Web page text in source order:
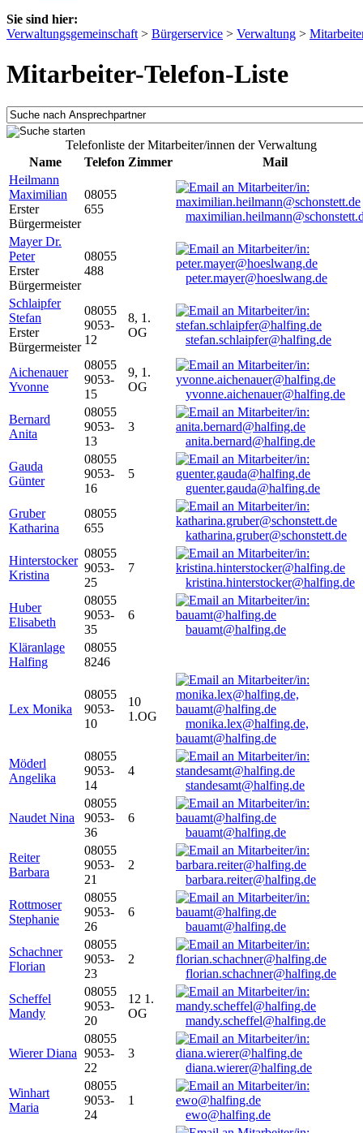
Sie sind hier:
Verwaltungsgemeinschaft > Bürgerservice > Verwaltung >
Mitarbeiter-Telefon-Liste
Telefonliste der Mitarbeiter/innen der Verwaltung
Name
Telefon Zimmer
Mail
Heilmann
Maximilian
Erster
Bürgermeister
08055
655
Mayer Dr.
Peter
Erster
Bürgermeister
08055
488
peter.mayer@hoeslwang.de
Schlaipfer
Stefan
Erster
Bürgermeister
08055
9053-
12
8, 1.
OG
stefan.schlaipfer@halfing.de
Aichenauer
Yvonne
08055
9053-
15
9, 1.
OG
yvonne.aichenauer@halfing.de
Bernard
Anita
08055
9053-
13
3
anita.bernard@halfing.de
Gauda
Günter
08055
9053-
16
5
guenter.gauda@halfing.de
Gruber
Katharina
08055
655
katharina.gruber@schonstett.de
Hinterstocker
Kristina
08055
9053-
25
7
kristina.hinterstocker@halfing.de
Huber
Elisabeth
08055
9053-
35
6
bauamt@halfing.de
Kläranlage
Halfing
08055
8246
Lex Monika
08055
9053-
10
10
1.OG
monika.lex@halfing.de,
bauamt@halfing.de
Möderl
Angelika
08055
9053-
14
4
standesamt@halfing.de
Naudet Nina
08055
9053-
36
6
bauamt@halfing.de
Reiter
Barbara
08055
9053-
21
2
barbara.reiter@halfing.de
Rottmoser
Stephanie
08055
9053-
26
6
bauamt@halfing.de
Schachner
Florian
08055
9053-
23
2
florian.schachner@halfing.de
Scheffel
Mandy
08055
9053-
20
12 1.
OG
mandy.scheffel@halfing.de
Wierer Diana
08055
9053-
22
3
diana.wierer@halfing.de
Winhart
Maria
08055
9053-
24
1
ewo@halfing.de